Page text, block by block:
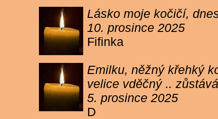
Lásko moje kočičí,
10. prosince 2025
Fifinka
Emilku, něžný křehký
velice vděčný ..
5. prosince 2025
D